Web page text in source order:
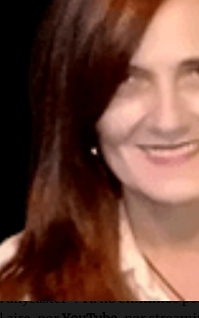
, ubicó a Cadena 3 al tope de
YouTube durante mayo de
de los últimos 12
adquiere otra escala en la
superan a los de
) y esRadio 15
, medidas por el mismo
la medición certificada de
radio por internet— registra
29 %
en dos años, una curva
del mercado
, director general de Cadena 3
anycaster". Ya no emitimos